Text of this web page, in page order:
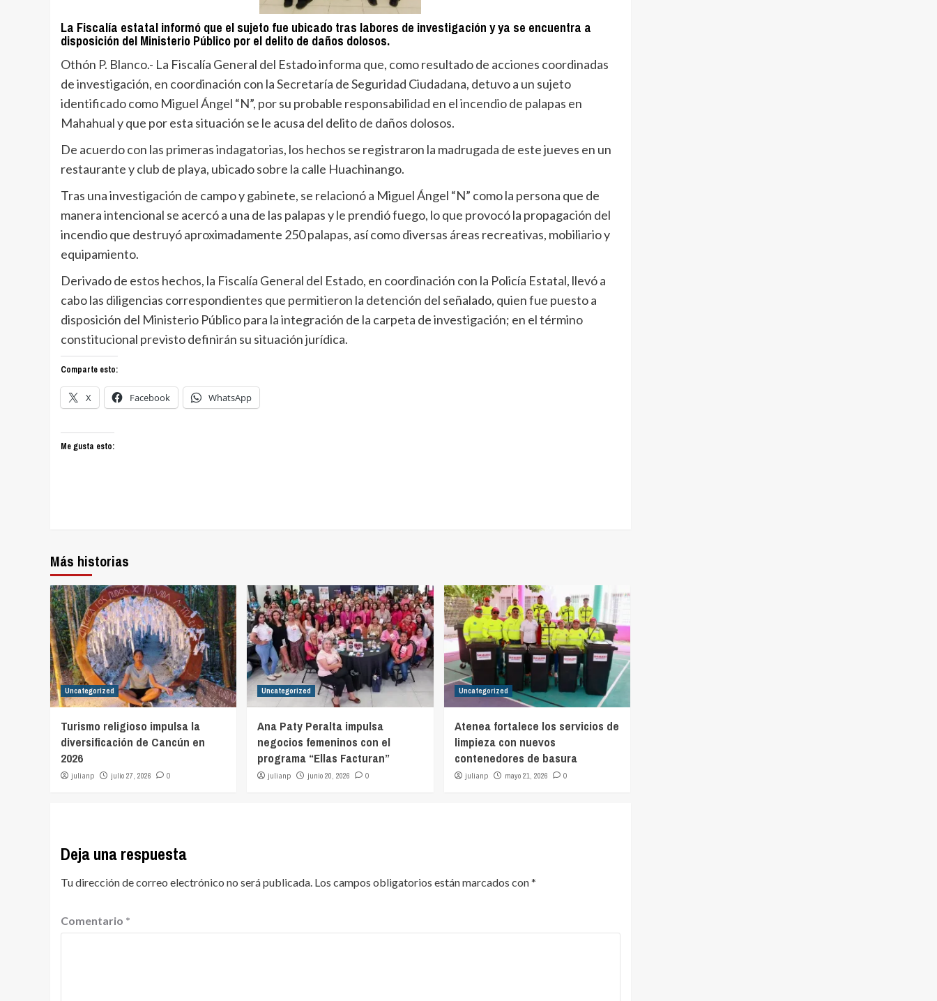
La Fiscalía estatal informó que el sujeto fue ubicado tras labores de investigación y ya se encuentra a
disposición del Ministerio Público por el delito de daños dolosos.
Othón P. Blanco.- La Fiscalía General del Estado informa que, como resultado de acciones coordinadas
de investigación, en coordinación con la Secretaría de Seguridad Ciudadana, detuvo a un sujeto
identificado como Miguel Ángel “N”, por su probable responsabilidad en el incendio de palapas en
Mahahual y que por esta situación se le acusa del delito de daños dolosos.
De acuerdo con las primeras indagatorias, los hechos se registraron la madrugada de este jueves en un
restaurante y club de playa, ubicado sobre la calle Huachinango.
Tras una investigación de campo y gabinete, se relacionó a Miguel Ángel “N” como la persona que de
manera intencional se acercó a una de las palapas y le prendió fuego, lo que provocó la propagación del
incendio que destruyó aproximadamente 250 palapas, así como diversas áreas recreativas, mobiliario y
equipamiento.
Derivado de estos hechos, la Fiscalía General del Estado, en coordinación con la Policía Estatal, llevó a
cabo las diligencias correspondientes que permitieron la detención del señalado, quien fue puesto a
disposición del Ministerio Público para la integración de la carpeta de investigación; en el término
constitucional previsto definirán su situación jurídica.
Comparte esto:
X Facebook WhatsApp
Me gusta esto:
Más historias
Uncategorized
Turismo religioso impulsa la
diversificación de Cancún en
2026
julianp julio 27, 2026 0
Uncategorized
Ana Paty Peralta impulsa
negocios femeninos con el
programa “Ellas Facturan”
julianp junio 20, 2026 0
Uncategorized
Atenea fortalece los servicios de
limpieza con nuevos
contenedores de basura
julianp mayo 21, 2026 0
Deja una respuesta
Tu dirección de correo electrónico no será publicada. Los campos obligatorios están marcados con*
Comentario *